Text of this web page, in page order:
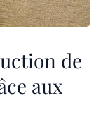
de
aux